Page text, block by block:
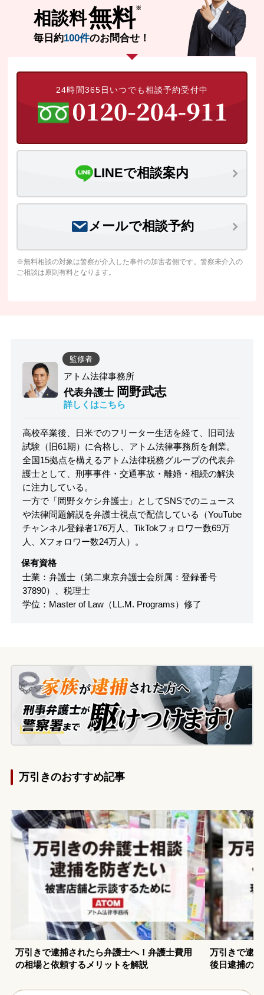
相談料無料
毎日約100件のお問合せ！
24時間365日いつでも相談予約受付中
LINEで相談案内
メールで相談予約
※無料相談の対象は警察が介入した事件の加害者側です。警察未介入の
ご相談は原則有料となります。
監修者
アトム法律事務所
代表弁護士 岡野武志
詳しくはこちら
高校卒業後、日米でのフリーター生活を経て、旧司法
試験（旧61期）に合格し、アトム法律事務所を創業。
全国15拠点を構えるアトム法律税務グループの代表弁
護士として、刑事事件・交通事故・離婚・相続の解決
に注力している。
一方で「岡野タケシ弁護士」としてSNSでのニュース
や法律問題解説を弁護士視点で配信している（YouTube
チャンネル登録者176万人、TikTokフォロワー数69万
人、Xフォロワー数24万人）。
保有資格
士業：弁護士（第二東京弁護士会所属：登録番号
37890）、税理士
学位：Master of Law（LL.M. Programs）修了
万引きのおすすめ記事
万引きで逮捕されたら弁護士へ！弁護士費用
の相場と依頼するメリットを解説
万引きで逮
後日逮捕の